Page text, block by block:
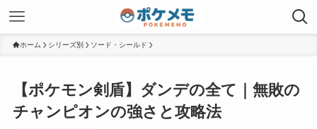
ホーム シリーズ別 ソード・シールド
【ポケモン剣盾】ダンデの全て｜無敗の
チャンピオンの強さと攻略法